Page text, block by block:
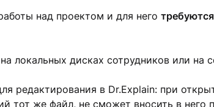
над проектом и для него
локальных дисках сотрудников или на
редактирования в Dr.Explain: при
тот же файл, не сможет вносить в него